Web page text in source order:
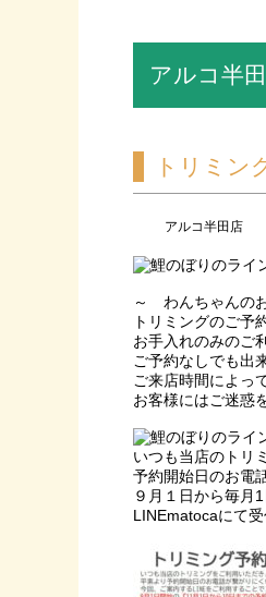
アルコ半
トリミン
アルコ半田店
～ わんちゃんの
トリミングのご予
お手入れのみのご
ご予約なしでも出
ご来店時間によっ
お客様にはご迷惑
いつも当店のトリ
予約開始日のお電
９月１日から毎月
LINEmatocaにて